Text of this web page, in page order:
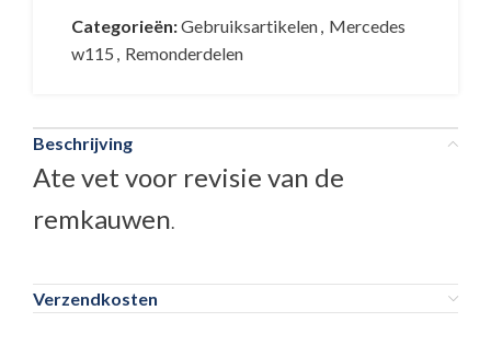
Categorieën:Gebruiksartikelen, Mercedes
w115 , Remonderdelen
Beschrijving
Ate vet voor revisie van de
remkauwen.
Verzendkosten